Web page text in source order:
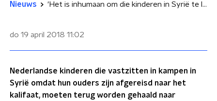
Nieuws 'Het is inhumaan om die kinderen in Syrië te laten zitten'
do 19 april 2018 11:02
Nederlandse kinderen die vastzitten in kampen in
Syrië omdat hun ouders zijn afgereisd naar het
kalifaat, moeten terug worden gehaald naar